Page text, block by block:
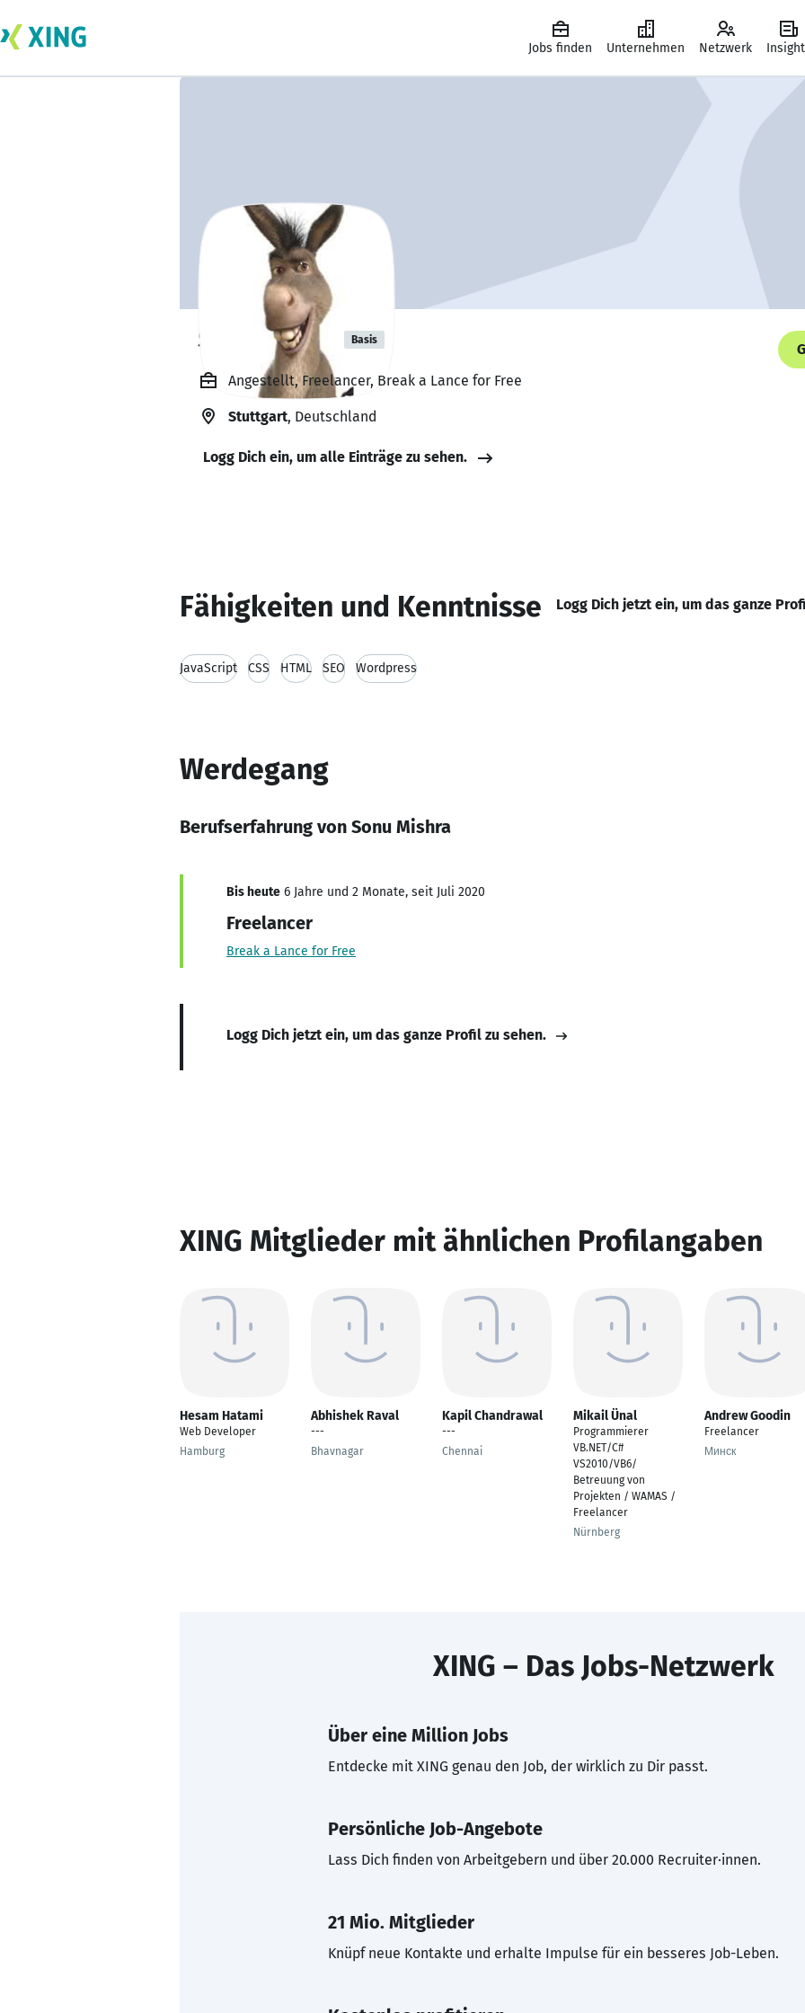
Jobs finden Unternehmen Netzwerk
Sonu Mishra Basis
Angestellt, Freelancer, Break a Lance for Free
Stuttgart, Deutschland
Logg Dich ein, um alle Einträge zu sehen.
Fähigkeiten und Kenntnisse Logg Dich jetzt ein, um das ganze
JavaScript CSS HTML SEO Wordpress
Werdegang
Berufserfahrung von Sonu Mishra
Bis heute 6 Jahre und 2 Monate, seit Juli 2020
Freelancer
Break a Lance for Free
Logg Dich jetzt ein, um das ganze Profil zu sehen.
XING Mitglieder mit ähnlichen Profilangaben
Hesam Hatami
Web Developer
Hamburg
Abhishek Raval
---
Bhavnagar
Kapil Chandrawal
---
Chennai
Mikail Ünal
Programmierer
VB.NET/C#
VS2010/VB6/
Betreuung von
Projekten / WAMAS /
Freelancer
Nürnberg
Andrew Goodin
Freelancer
Минск
XING – Das Jobs-Netzwerk
Über eine Million Jobs
Entdecke mit XING genau den Job, der wirklich zu Dir passt.
Persönliche Job-Angebote
Lass Dich finden von Arbeitgebern und über 20.000 Recruiter·innen.
21 Mio. Mitglieder
Knüpf neue Kontakte und erhalte Impulse für ein besseres Job-Leben.